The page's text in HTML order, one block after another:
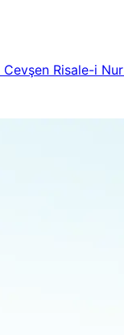
Cevşen Risale-i Nur